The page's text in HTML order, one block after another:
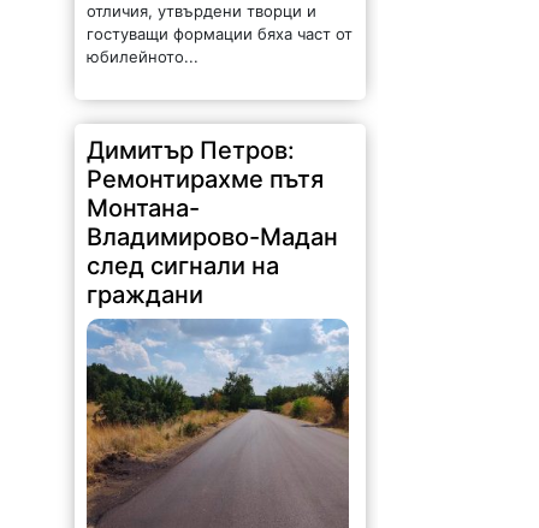
отличия, утвърдени творци и
гостуващи формации бяха част от
юбилейното...
Димитър Петров:
Ремонтирахме пътя
Монтана-
Владимирово-Мадан
след сигнали на
граждани